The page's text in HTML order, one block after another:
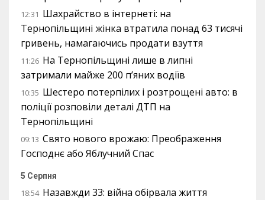
12:31 Шахрайство в інтернеті: на
Тернопільщині жінка втратила понад 63 тисячі
гривень, намагаючись продати взуття
11:26 На Тернопільщині лише в липні
затримали майже 200 п’яних водіїв
10:35 Шестеро потерпілих і розтрощені авто: в
поліції розповіли деталі ДТП на
Тернопільщині
09:13 Свято нового врожаю: Преображення
Господнє або Яблучний Спас
5 Серпня
18:54 Назавжди 33: війна обірвала життя